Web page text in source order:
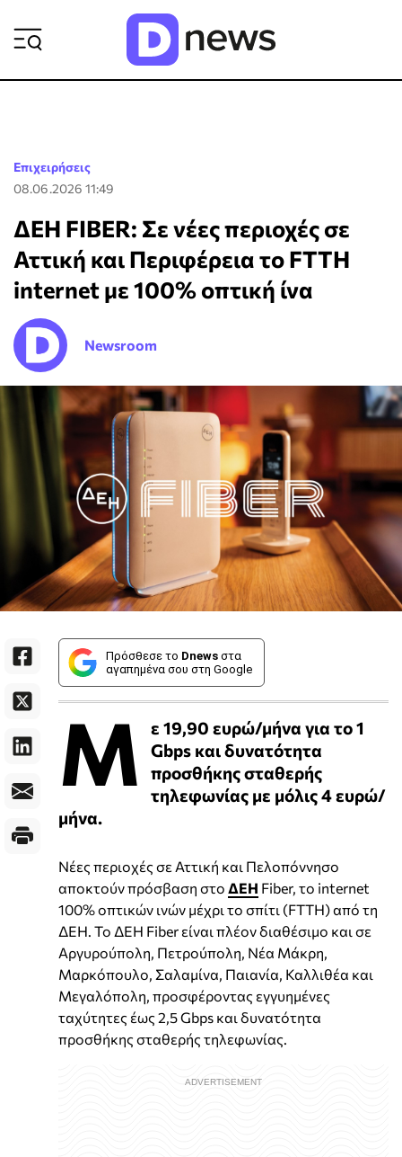
Επιχειρήσεις
08.06.2026 11:49
ΔΕΗ FIBER: Σε νέες περιοχές σε
Αττική και Περιφέρεια το FTTH
internet με 100% οπτική ίνα
Newsroom
Πρόσθεσε το Dnews στα
αγαπημένα σου στη Google
Μ
ε 19,90 ευρώ/μήνα για το 1
Gbps και δυνατότητα
προσθήκης σταθερής
τηλεφωνίας με μόλις 4 ευρώ/
μήνα.
Νέες περιοχές σε Αττική και Πελοπόννησο
αποκτούν πρόσβαση στο ΔΕΗ Fiber, το internet
100% οπτικών ινών μέχρι το σπίτι (FTTH) από τη
ΔΕΗ. Το ΔΕΗ Fiber είναι πλέον διαθέσιμο και σε
Αργυρούπολη, Πετρούπολη, Νέα Μάκρη,
Μαρκόπουλο, Σαλαμίνα, Παιανία, Καλλιθέα και
Μεγαλόπολη, προσφέροντας εγγυημένες
ταχύτητες έως 2,5 Gbps και δυνατότητα
προσθήκης σταθερής τηλεφωνίας.